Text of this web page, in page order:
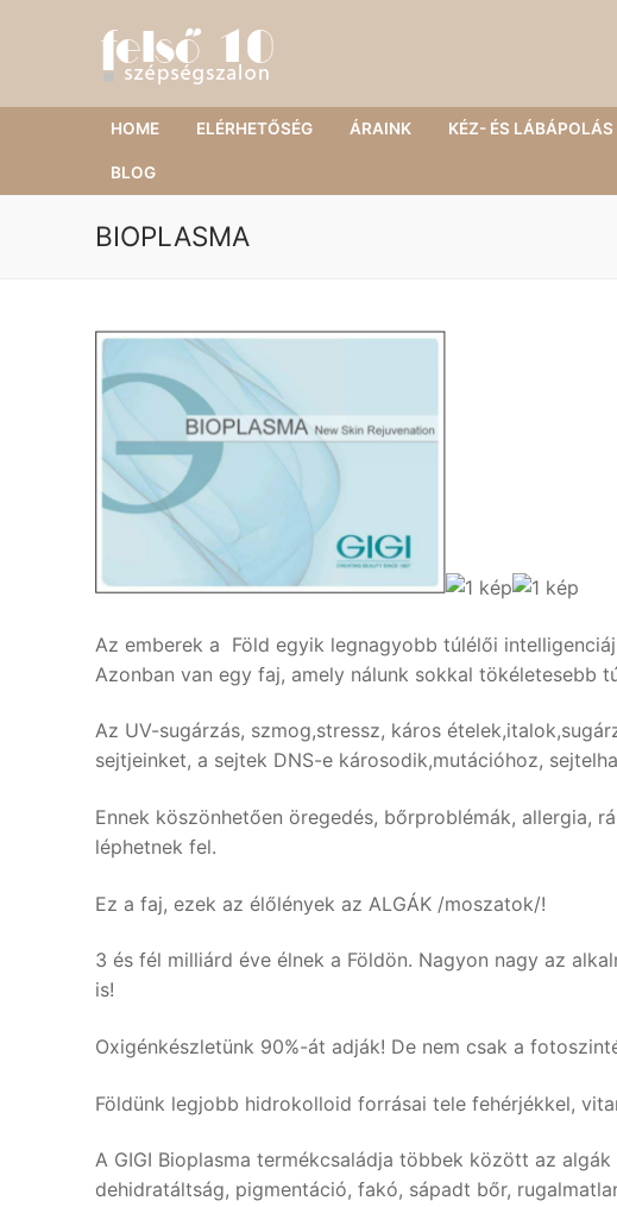
HOME ELÉRHETŐSÉG ÁRAINK KÉZ- ÉS LÁBÁPOLÁS
BLOG
BIOPLASMA
Az emberek a Föld egyik legnagyobb túlélői
Azonban van egy faj, amely nálunk sokkal
Az UV-sugárzás, szmog,stressz, káros
sejtjeinket, a sejtek DNS-e károsodik,mutációhoz,
Ennek köszönhetően öregedés, bőrproblémák, allergia,
léphetnek fel.
Ez a faj, ezek az élőlények az ALGÁK /moszatok/!
3 és fél milliárd éve élnek a Földön. Nagyon nagy az
is!
Oxigénkészletünk 90%-át adják! De nem csak a
Földünk legjobb hidrokolloid forrásai tele fehérjékkel,
A GIGI Bioplasma termékcsaládja többek között az
dehidratáltság, pigmentáció, fakó, sápadt bőr,